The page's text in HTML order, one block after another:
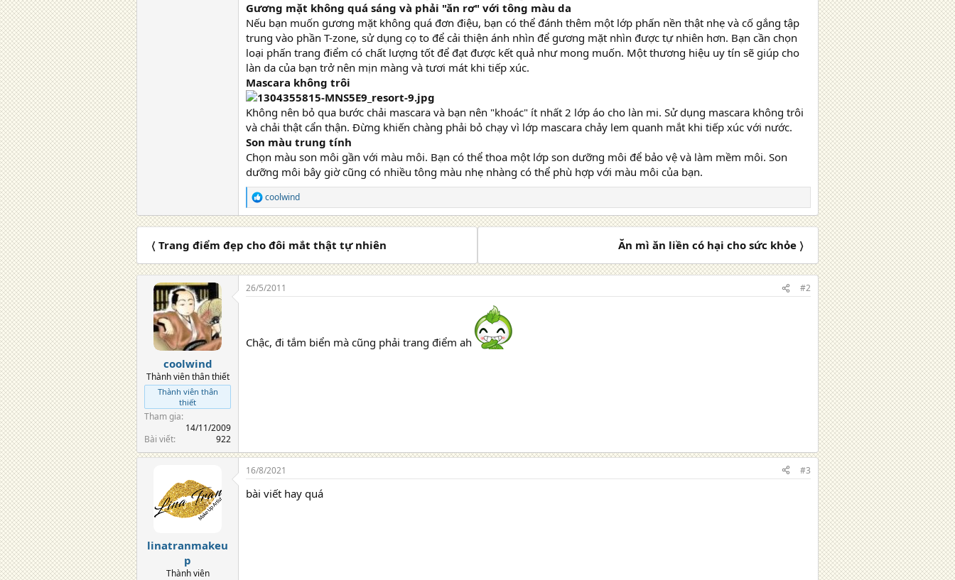
Gương mặt không quá sáng và phải "ăn rơ" với tông màu da
Nếu bạn muốn gương mặt không quá đơn điệu, bạn có thể đánh thêm một lớp phấn nền thật nhẹ và cố gắng tập
trung vào phần T-zone, sử dụng cọ to để cải thiện ánh nhìn để gương mặt nhìn được tự nhiên hơn. Bạn cần chọn
loại phấn trang điểm có chất lượng tốt để đạt được kết quả như mong muốn. Một thương hiệu uy tín sẽ giúp cho
làn da của bạn trở nên mịn màng và tươi mát khi tiếp xúc.
Mascara không trôi
Không nên bỏ qua bước chải mascara và bạn nên "khoác" ít nhất 2 lớp áo cho làn mi. Sử dụng mascara không trôi
và chải thật cẩn thận. Đừng khiến chàng phải bỏ chạy vì lớp mascara chảy lem quanh mắt khi tiếp xúc với nước.
Son màu trung tính
Chọn màu son môi gần với màu môi. Bạn có thể thoa một lớp son dưỡng môi để bảo vệ và làm mềm môi. Son
dưỡng môi bây giờ cũng có nhiều tông màu nhẹ nhàng có thể phù hợp với màu môi của bạn.
R
e
a
t
o
s
coolwind
〈 Trang điểm đẹp cho đôi mắt thật tự nhiên Ăn mì ăn liền có hại cho sức khỏe 〉
coolwind
Thành viên thân thiết
Thành viên thân
thiết
Tham gia
14/11/2009
Bài viết
922
26/5/2011 #2
Chậc, đi tắm biển mà cũng phải trang điểm ah
linatranmakeu
p
Thành viên
16/8/2021 #3
bài viết hay quá